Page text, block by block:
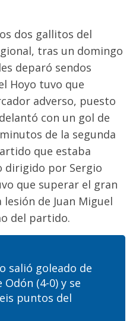
dos gallitos del
tras un domingo
deparó sendos
Hoyo tuvo que
adverso, puesto
con un gol de
de la segunda
que estaba
dirigido por Sergio
que superar el gran
de Juan Miguel
del partido.
salió goleado de
(4-0) y se
puntos del